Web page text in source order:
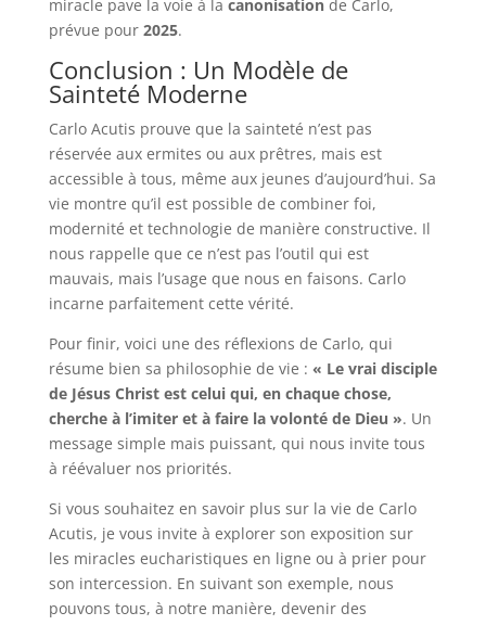
miracle pave la voie à la canonisationde Carlo,
prévue pour 2025.
Conclusion : Un Modèle de
Sainteté Moderne
Carlo Acutis prouve que la sainteté n’est pas
réservée aux ermites ou aux prêtres, mais est
accessible à tous, même aux jeunes d’aujourd’hui. Sa
vie montre qu’il est possible de combiner foi,
modernité et technologie de manière constructive. Il
nous rappelle que ce n’est pas l’outil qui est
mauvais, mais l’usage que nous en faisons. Carlo
incarne parfaitement cette vérité.
Pour finir, voici une des réflexions de Carlo, qui
résume bien sa philosophie de vie : « Le vrai disciple
de Jésus Christ est celui qui, en chaque chose,
cherche à l’imiter et à faire la volonté de Dieu ». Un
message simple mais puissant, qui nous invite tous
à réévaluer nos priorités.
Si vous souhaitez en savoir plus sur la vie de Carlo
Acutis, je vous invite à explorer son exposition sur
les miracles eucharistiques en ligne ou à prier pour
son intercession. En suivant son exemple, nous
pouvons tous, à notre manière, devenir des